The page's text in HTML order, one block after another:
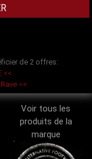
de 2 offres:
<<
<<
Voir tous les
produits de la
marque